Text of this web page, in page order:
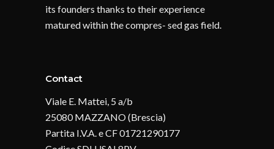
its founders thanks to their experience
matured within the compres- sed gas field.
Contact
Viale E. Mattei, 5 a/b
25080 MAZZANO (Brescia)
Partita I.V.A. e CF 01721290177